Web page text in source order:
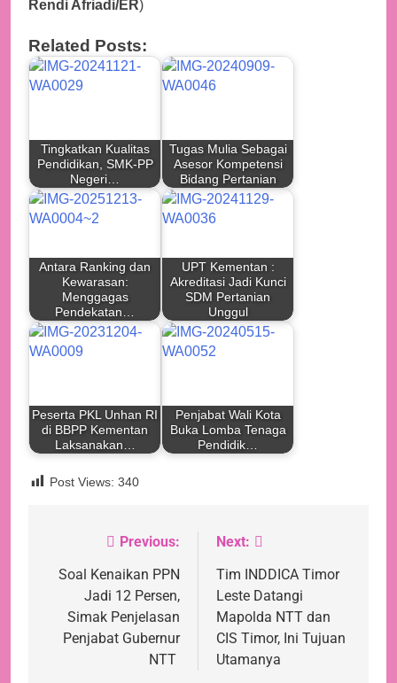
Rendi Afriadi/ER)
Related Posts:
Tingkatkan Kualitas
Pendidikan, SMK-PP
Negeri…
Tugas Mulia Sebagai
Asesor Kompetensi
Bidang Pertanian
Antara Ranking dan
Kewarasan:
Menggagas
Pendekatan…
UPT Kementan :
Akreditasi Jadi Kunci
SDM Pertanian
Unggul
Peserta PKL Unhan RI
di BBPP Kementan
Laksanakan…
Penjabat Wali Kota
Buka Lomba Tenaga
Pendidik…
Post Views: 340
Navigasi
pos
Previous:
Soal Kenaikan PPN
Jadi 12 Persen,
Simak Penjelasan
Penjabat Gubernur
NTT
Next:
Tim INDDICA Timor
Leste Datangi
Mapolda NTT dan
CIS Timor, Ini Tujuan
Utamanya